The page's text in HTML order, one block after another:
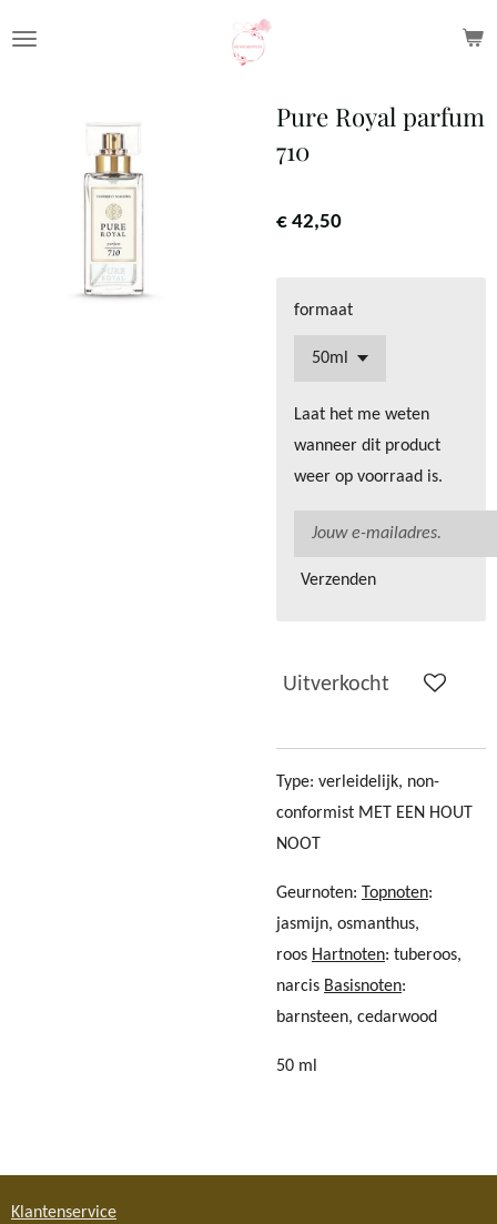
hoofdinhoud
Pure Royal parfum
710
€ 42,50
formaat
Laat het me weten
wanneer dit product
weer op voorraad is.
Verzenden
Uitverkocht
Type: verleidelijk, non-
conformist MET EEN HOUT
NOOT
Geurnoten: Topnoten:
jasmijn, osmanthus,
roos Hartnoten: tuberoos,
narcis Basisnoten:
barnsteen, cedarwood
50 ml
Klantenservice